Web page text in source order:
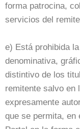
forma patrocina,
servicios del
e) Está prohibida
denominativa,
distintivo de los
remitente salvo en
expresamente
que se permita, en